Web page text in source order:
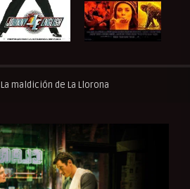
La maldición de La Llorona